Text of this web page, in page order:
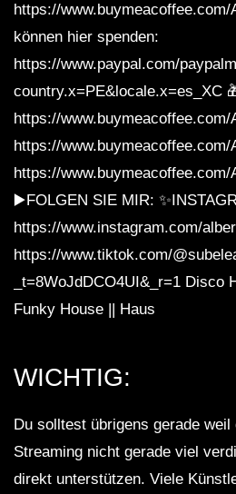
https://
können hier spenden:
https://www.paypal.com/
country.x=PE&locale.x=es_XC
https://www.buymeacoffee.com/
https://www.buymeacoffee.com/
https://www.buymeacoffee.com/
▶️FOLGEN SIE MIR:
https://www.instagram.com/
https://www.tiktok.com/
_t=8WoJdDCO4UI&_r=1 Disco
Funky House || Haus
WICHTIG:
Du solltest übrigens gerade
Streaming nicht gerade viel
direkt unterstützen. Viele